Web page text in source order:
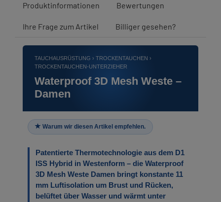
Produktinformationen Bewertungen
Ihre Frage zum Artikel Billiger gesehen?
TAUCHAUSRÜSTUNG › TROCKENTAUCHEN ›
TROCKENTAUCHEN-UNTERZIEHER
Waterproof 3D Mesh Weste –
Damen
Warum wir diesen Artikel empfehlen.
Patentierte Thermotechnologie aus dem D1
ISS Hybrid in Westenform – die Waterproof
3D Mesh Weste Damen bringt konstante 11
mm Luftisolation um Brust und Rücken,
belüftet über Wasser und wärmt unter